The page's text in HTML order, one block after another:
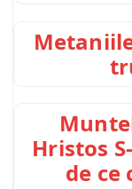
Hristos
de ce